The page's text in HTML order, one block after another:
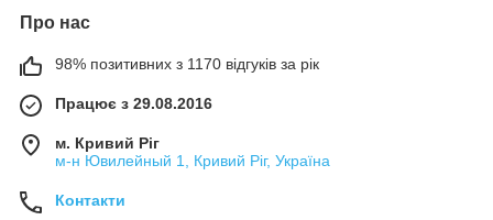
Про нас
98% позитивних з 1170 відгуків за рік
Працює з 29.08.2016
м. Кривий Ріг
м-н Ювилейный 1, Кривий Ріг, Україна
Контакти